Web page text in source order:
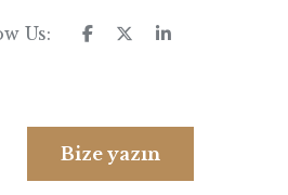
Us:
Bize yazın